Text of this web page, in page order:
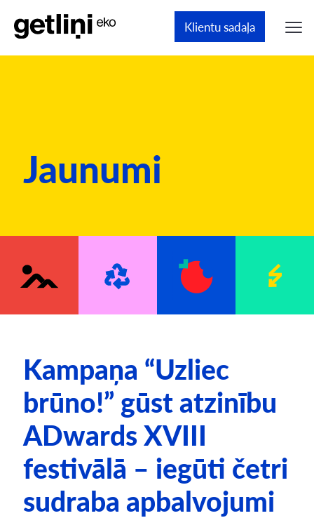
Klientu sadaļa
Jaunumi
Kampaņa “Uzliec
brūno!” gūst atzinību
ADwards XVIII
festivālā – iegūti četri
sudraba apbalvojumi